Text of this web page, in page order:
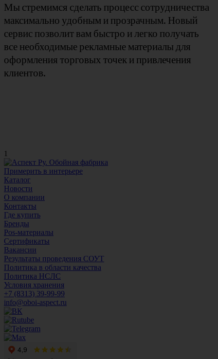
Мы стремимся сделать процесс сотрудничества
максимально удобным и прозрачным. Новый
сервис позволит вам быстро и легко получать
все необходимые рекламные материалы для
оформления торговых точек и привлечения
клиентов.
1
Примерить в интерьере
Каталог
Новости
О компании
Контакты
Где купить
Бренды
Pos-материалы
Сертификаты
Вакансии
Результаты проведения СОУТ
Политика в области качества
Политика НСЛС
Условия хранения
+7 (8313) 39-99-99
info@oboi-aspect.ru